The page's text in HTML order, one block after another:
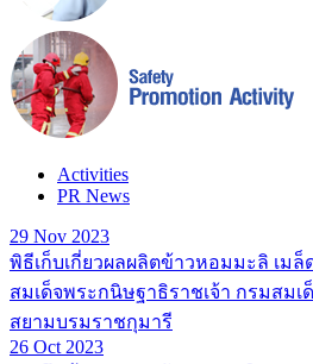
Activities
PR News
29 Nov 2023
พิธีเก็บเกี่ยวผลผลิตข้าวหอมมะลิ เม
สมเด็จพระกนิษฐาธิราชเจ้า กรมสม
สยามบรมราชกุมารี
26 Oct 2023